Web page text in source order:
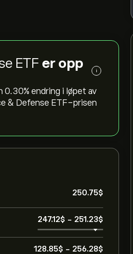
ETF er opp
i
‎0.30‎% endring i løpet av
& Defense ETF-prisen
250.75‎$‎
247.12‎$‎ - 251.23‎$‎
128.85‎$‎ - 256.28‎$‎